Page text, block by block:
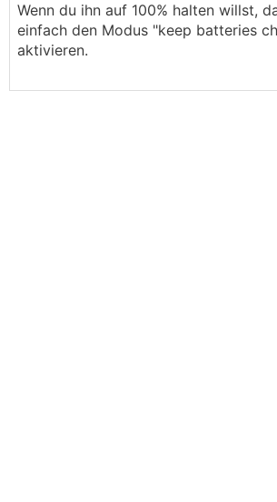
Wenn du ihn auf 100% halten willst,
einfach den Modus "keep batteries
aktivieren.